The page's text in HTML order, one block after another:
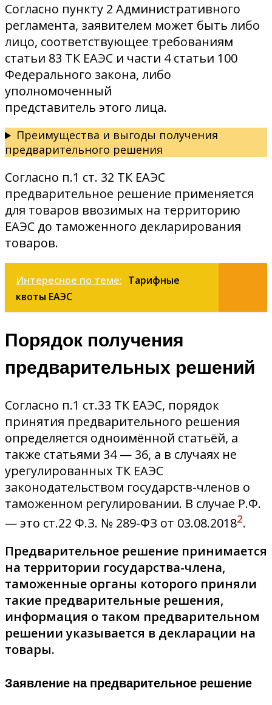
Согласно пункту 2 Административного
регламента, заявителем может быть либо
лицо, соответствующее требованиям
статьи 83 ТК ЕАЭС и части 4 статьи 100
Федерального закона, либо
уполномоченный
представитель этого лица.
Преимущества и выгоды получения
предварительного решения
Согласно п.1 ст. 32 ТК ЕАЭС
предварительное решение применяется
для товаров ввозимых на территорию
ЕАЭС до таможенного декларирования
товаров.
Интересное по теме: Тарифные
квоты ЕАЭС
Порядок получения
предварительных решений
Согласно п.1 ст.33 ТК ЕАЭС, порядок
принятия предварительного решения
определяется одноимённой статьёй, а
также статьями 34 — 36, а в случаях не
урегулированных ТК ЕАЭС
законодательством государств-членов о
таможенном регулировании. В случае Р.Ф.
— это ст.22 Ф.З. № 289-ФЗ от 03.08.20182.
Предварительное решение принимается
на территории государства-члена,
таможенные органы которого приняли
такие предварительные решения,
информация о таком предварительном
решении указывается в декларации на
товары.
Заявление на предварительное решение